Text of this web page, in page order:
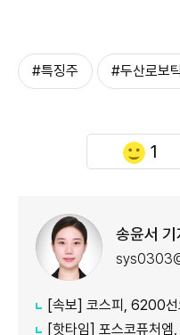
#특징주 #두산로보
1
송윤서 기
[속보] 코스피, 6200
[핫타임] 포스코퓨처엠,